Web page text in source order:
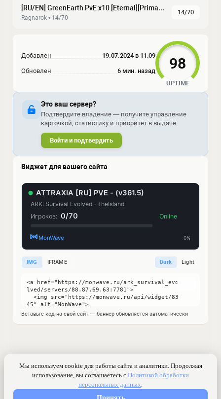
[RU/EN] GreenEarth PvE x10 [Eternal][Primal Fear]#1 - (v358.24)
Ragnarok • 14/70
14/70
Добавлен 19.07.2024 в 11:09
Обновлен 6 мин. назад 98
UPTIME
Это ваш сервер?
Подтвердите владение — получите управление
карточкой, статистику и приоритет в выдаче.
Войти и подтвердить
Виджет для вашего сайта
IMG IFRAME Dark Light
Вставьте код на свой сайт — баннер обновляется автоматически